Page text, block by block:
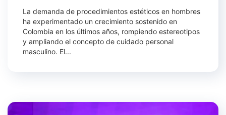
La demanda de procedimientos estéticos en hombres
ha experimentado un crecimiento sostenido en
Colombia en los últimos años, rompiendo estereotipos
y ampliando el concepto de cuidado personal
masculino. El...